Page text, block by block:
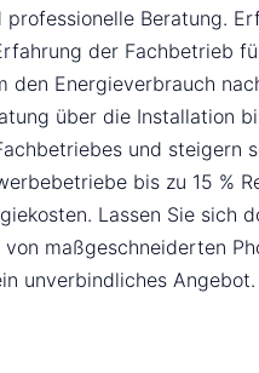
Beratung.
der Fachbetrieb
den Energieverbrauch
über die Installation
und steigern
bis zu 15
Lassen Sie
maßgeschneiderten
unverbindliches Angebot.